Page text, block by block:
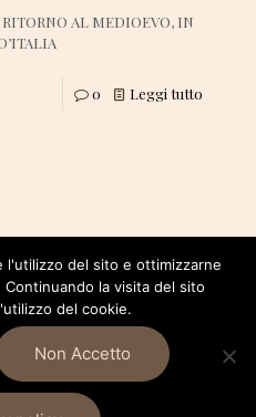
AL MEDIOEVO, IN
0 Leggi tutto
Due. All Rights Reserved.
l'utilizzo del sito e ottimizzarne
la visita del sito
del cookie.
Non Accetto